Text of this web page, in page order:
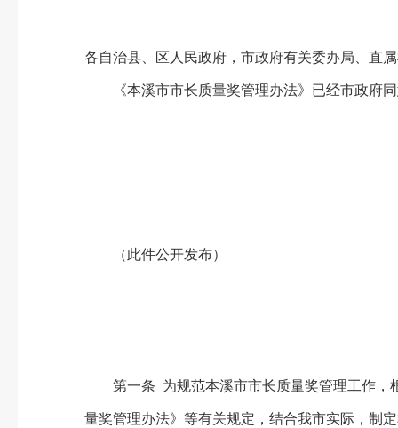
各自治县、区人民政府，市政府有关委办局、直
《本溪市市长质量奖管理办法》已经市政府同
（此件公开发布）
第一条 为规范本溪市市长质量奖管理工作，
量奖管理办法》等有关规定，结合我市实际，制